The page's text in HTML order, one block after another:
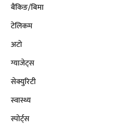
बैंकिङ/बिमा
टेलिकम
अटाे
ग्याजेट्स
सेक्युरिटी
स्वास्थ्य
स्पोर्ट्स